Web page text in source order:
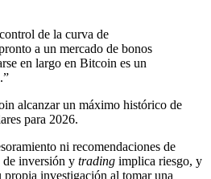
de la curva de
a un mercado de bonos
en largo en Bitcoin es un
alcanzar un máximo histórico de
para 2026.
ni recomendaciones de
inversión y trading implica riesgo, y
propia investigación al tomar una